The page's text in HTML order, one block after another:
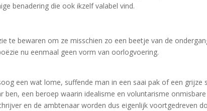
benadering die ook ikzelf valabel vind.
te bewaren om ze misschien zo een beetje van de
nu eenmaal geen vorm van oorlogvoering.
een wat lome, suffende man in een saai pak of een grijze
een beroep waarin idealisme en voluntarisme onmisbare
en de ambtenaar worden dus eigenlijk voortgedreven